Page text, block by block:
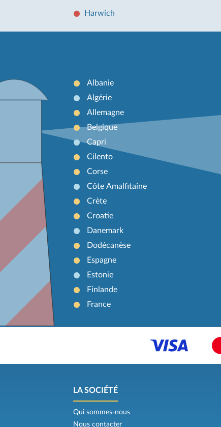
Harwich
Albanie
Algérie
Allemagne
Belgique
Capri
Cilento
Corse
Côte Amalfitaine
Crète
Croatie
Danemark
Dodécanèse
Espagne
Estonie
Finlande
France
LA SOCIÉTÉ
Qui sommes-nous
Nous contacter